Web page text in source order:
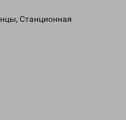
Станционная